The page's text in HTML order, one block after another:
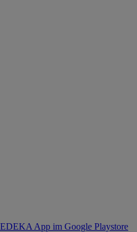
App im Google Playstore